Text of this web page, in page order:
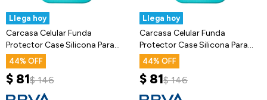
Llega hoy
Carcasa Celular Funda
Protector Case Silicona Para
iPhone 13
44
$ 81$ 146
Llega hoy
Carcasa Celular Funda
Protector Case Silicona Para
iPhone 14
44
$ 81$ 146